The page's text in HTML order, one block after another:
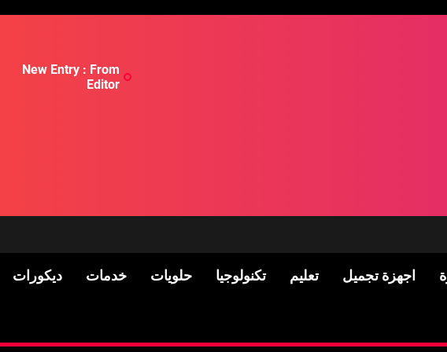
New Entry : From
Editor
اجهزة تجميل تعليم تكنولوجيا حلويات خدمات ديكورات